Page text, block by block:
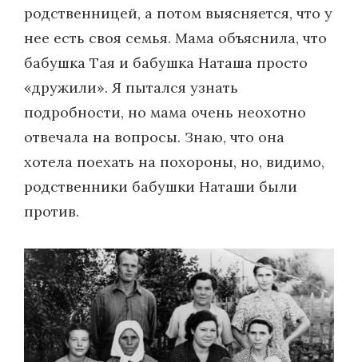
родственницей, а потом выясняется, что у
нее есть своя семья. Мама объяснила, что
бабушка Тая и бабушка Наташа просто
«дружили». Я пытался узнать
подробности, но мама очень неохотно
отвечала на вопросы. Знаю, что она
хотела поехать на похороны, но, видимо,
родственники бабушки Наташи были
против.